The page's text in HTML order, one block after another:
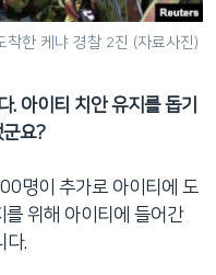
착한 케냐 경찰 2진 (자료사진)
. 아이티 치안 유지를 돕기
군요?
명이 추가로 아이티에 도
를 위해 아이티에 들어간
다.